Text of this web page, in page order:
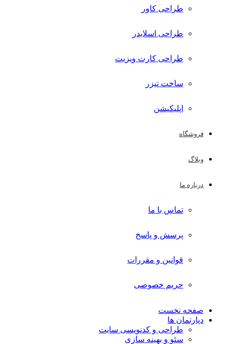
طراحی کاور
طراحی اسلایدر
طراحی کارت ویزیت
ساخت تیزر
اپلیکیشن
فروشگاه
وبلاگ
درباره ما
تماس با ما
پرسش و پاسخ
قوانین و مقررات
حریم خصوصی
صفحه نخست
دپارتمان ها
طراحی و کدنویسی سایت
سئو و بهینه سازی